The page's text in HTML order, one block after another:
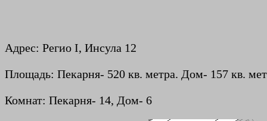
Адрес: Регио I, Инсула 12
Площадь: Пекарня- 520 кв. метра. Дом- 157 кв.
Комнат: Пекарня- 14, Дом- 6